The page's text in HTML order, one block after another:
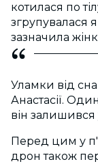
котилася по
згрупувалася
зазначила
Уламки від
Анастасії.
він залишився
Перед цим у
дрон також